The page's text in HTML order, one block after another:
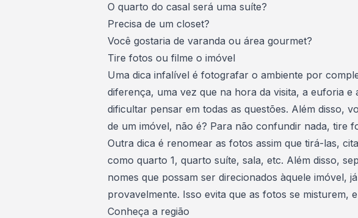
O quarto do casal será uma suíte?
Precisa de um closet?
Você gostaria de varanda ou área gourmet?
Tire fotos ou filme o imóvel
Uma dica infalível é fotografar o ambiente por
diferença, uma vez que na hora da visita, a euforia e
dificultar pensar em todas as questões. Além disso,
de um imóvel, não é? Para não confundir nada, tire
Outra dica é renomear as fotos assim que tirá-las,
como quarto 1, quarto suíte, sala, etc. Além disso,
nomes que possam ser direcionados àquele imóvel,
provavelmente. Isso evita que as fotos se misturem,
Conheça a região